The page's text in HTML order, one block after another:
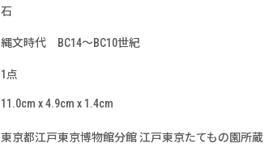
石
縄文時代 BC14～BC10世紀
1点
11.0cm x 4.9cm x 1.4cm
東京都江戸東京博物館分館 江戸東京たてもの園所蔵